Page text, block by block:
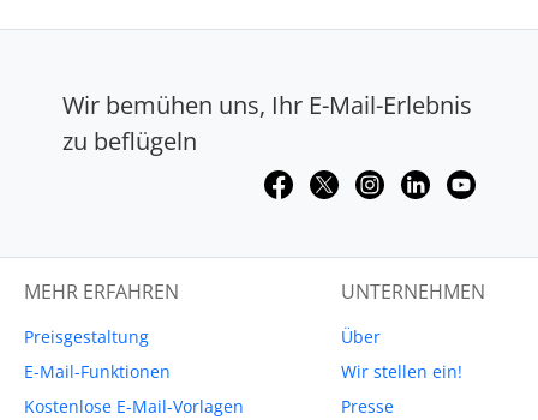
Wir bemühen uns, Ihr E-Mail-Erlebnis
zu beflügeln
MEHR ERFAHREN
Preisgestaltung
E-Mail-Funktionen
Kostenlose E-Mail-Vorlagen
UNTERNEHMEN
Über
Wir stellen ein!
Presse